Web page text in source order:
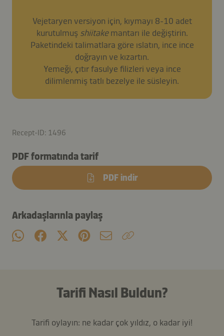
Vejetaryen versiyon için, kıymayı 8-10 adet
kurutulmuş shiitakemantarı ile değiştirin.
Paketindeki talimatlara göre ıslatın, ince ince
doğrayın ve kızartın.
Yemeği, çıtır fasulye filizleri veya ince
dilimlenmiş tatlı bezelye ile süsleyin.
Recept-ID: 1496
PDF formatında tarif
PDF indir
Arkadaşlarınla paylaş
Tarifi Nasıl Buldun?
Tarifi oylayın: ne kadar çok yıldız, o kadar iyi!